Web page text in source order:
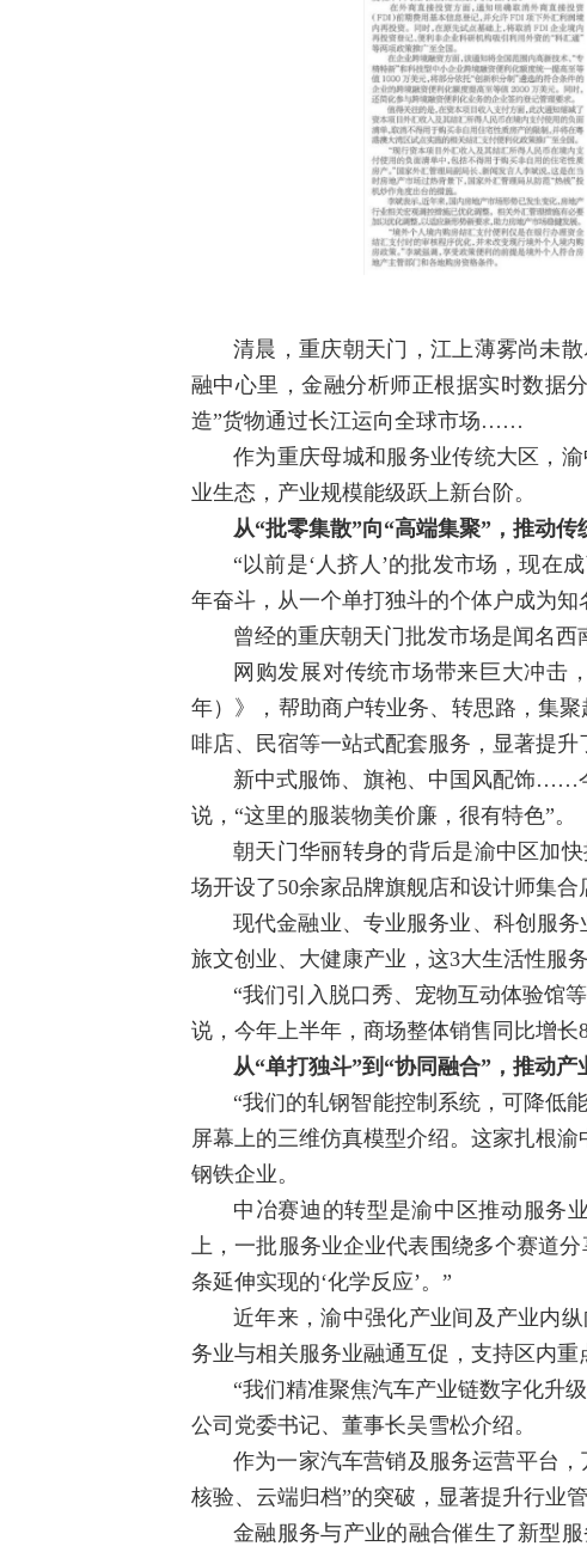
清晨，重庆朝天门，江上薄雾尚未
融中心里，金融分析师正根据实时数据
造”货物通过长江运向全球市场……
作为重庆母城和服务业传统大区，
业生态，产业规模能级跃上新台阶。
从“批零集散”向“高端集聚”，推动
“以前是‘人挤人’的批发市场，现在
年奋斗，从一个单打独斗的个体户成为知
曾经的重庆朝天门批发市场是闻名西
网购发展对传统市场带来巨大冲击
年）》，帮助商户转业务、转思路，集
啡店、民宿等一站式配套服务，显著提
新中式服饰、旗袍、中国风配饰……
说，“这里的服装物美价廉，很有特色”。
朝天门华丽转身的背后是渝中区加
场开设了50余家品牌旗舰店和设计师集
现代金融业、专业服务业、科创服
旅文创业、大健康产业，这3大生活性服
“我们引入脱口秀、宠物互动体验馆
说，今年上半年，商场整体销售同比增长
从“单打独斗”到“协同融合”，推动产
“我们的轧钢智能控制系统，可降低
屏幕上的三维仿真模型介绍。这家扎根
钢铁企业。
中冶赛迪的转型是渝中区推动服务
上，一批服务业企业代表围绕多个赛道
条延伸实现的‘化学反应’。”
近年来，渝中强化产业间及产业内
务业与相关服务业融通互促，支持区内重
“我们精准聚焦汽车产业链数字化升
公司党委书记、董事长吴雪松介绍。
作为一家汽车营销及服务运营平台
核验、云端归档”的突破，显著提升行业
金融服务与产业的融合催生了新型